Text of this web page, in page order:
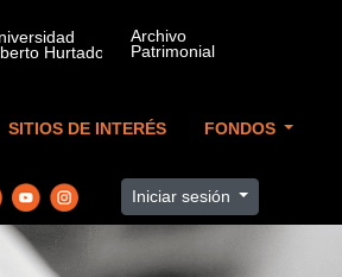
SITIOS DE INTERÉS FONDOS
Iniciar sesión